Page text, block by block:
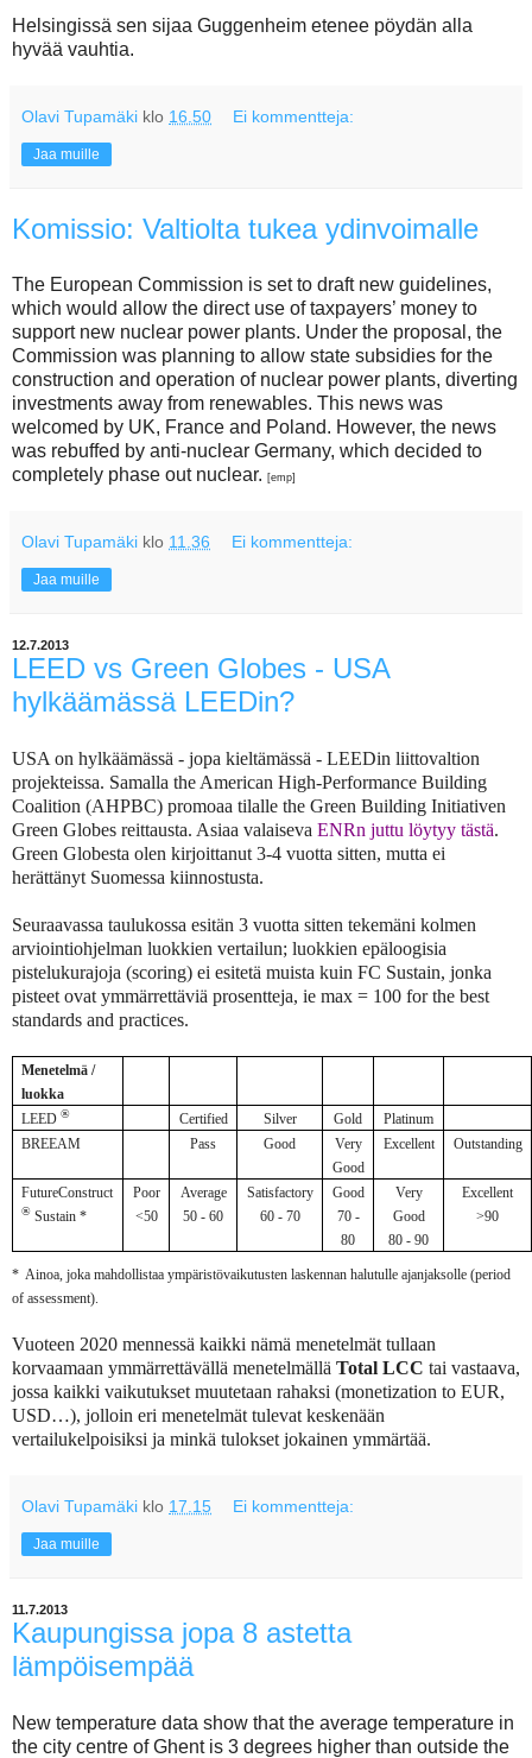
Helsingissä sen sijaa Guggenheim etenee pöydän alla
hyvää vauhtia.
Olavi Tupamäki klo 16.50 Ei kommentteja:
Jaa muille
Komissio: Valtiolta tukea ydinvoimalle
The European Commission is set to draft new guidelines,
which would allow the direct use of taxpayers’ money to
support new nuclear power plants. Under the proposal, the
Commission was planning to allow state subsidies for the
construction and operation of nuclear power plants, diverting
investments away from renewables. This news was
welcomed by UK, France and Poland. However, the news
was rebuffed by anti-nuclear Germany, which decided to
completely phase out nuclear. [emp]
Olavi Tupamäki klo 11.36 Ei kommentteja:
Jaa muille
12.7.2013
LEED vs Green Globes - USA
hylkäämässä LEEDin?
USA on hylkäämässä - jopa kieltämässä - LEEDin liittovaltion
projekteissa. Samalla the American High-Performance Building
Coalition (AHPBC) promoaa tilalle the Green Building Initiativen
Green Globes reittausta. Asiaa valaiseva ENRn juttu löytyy tästä.
Green Globesta olen kirjoittanut 3-4 vuotta sitten, mutta ei
herättänyt Suomessa kiinnostusta.
Seuraavassa taulukossa esitän 3 vuotta sitten tekemäni kolmen
arviointiohjelman luokkien vertailun; luokkien epäloogisia
pistelukurajoja (scoring) ei esitetä muista kuin FC Sustain, jonka
pisteet ovat ymmärrettäviä prosentteja, ie max = 100 for the best
standards and practices.
Menetelmä /
luokka
LEED® Certified Silver Gold
Platinum
BREEAM
Pass Good
Very
Good
Excellent Outstanding
FutureConstruct
® Sustain *
Poor
<50
Average
50 - 60
Satisfactory
60 - 70
Good
70 -
80
Very
Good
80 - 90
Excellent
>90
* Ainoa, joka mahdollistaa ympäristövaikutusten laskennan halutulle ajanjaksolle (period
of assessment).
Vuoteen 2020 mennessä kaikki nämä menetelmät tullaan
korvaamaan ymmärrettävällä menetelmällä Total LCC tai vastaava,
jossa kaikki vaikutukset muutetaan rahaksi (monetization to EUR,
USD…), jolloin eri menetelmät tulevat keskenään
vertailukelpoisiksi ja minkä tulokset jokainen ymmärtää.
Olavi Tupamäki klo 17.15 Ei kommentteja:
Jaa muille
11.7.2013
Kaupungissa jopa 8 astetta
lämpöisempää
New temperature data show that the average temperature in
the city centre of Ghent is 3 degrees higher than outside the